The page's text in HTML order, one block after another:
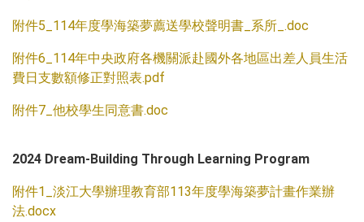
附件5_114年度學海築夢薦送學校聲明書_系所_.doc
附件6_114年中央政府各機關派赴國外各地區出差人員生活
費日支數額修正對照表.pdf
附件7_他校學生同意書.doc
2024 Dream-Building Through Learning Program
附件1_淡江大學辦理教育部113年度學海築夢計畫作業辦
法.docx